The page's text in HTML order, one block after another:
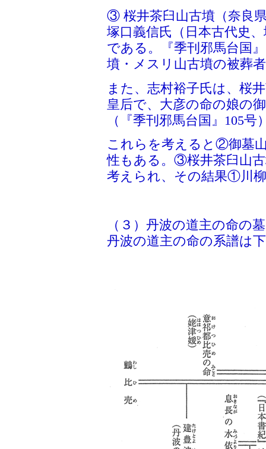
③ 桜井茶臼山古墳（奈良
塚口義信氏（日本古代史
である。『季刊邪馬台国
墳・メスリ山古墳の被葬
また、志村裕子氏は、桜
皇后で、大彦の命の娘の
（『季刊邪馬台国』105号
これらを考えると②御墓
性もある。③桜井茶臼山
考えられ、その結果①川
（３）丹波の道主の命の墓
丹波の道主の命の系譜は